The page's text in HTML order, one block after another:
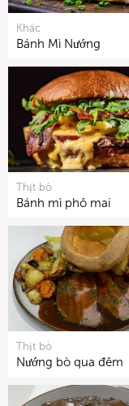
Khác
Bánh Mì Nướng
Thịt bò
Bánh mì phô mai
Thịt bò
Nướng bò qua đêm